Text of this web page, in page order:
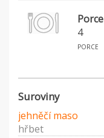
Porce
4
porce
Suroviny
jehněčí maso
hřbet